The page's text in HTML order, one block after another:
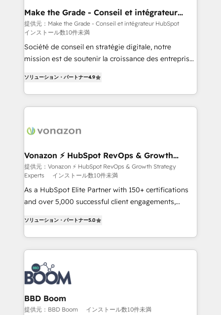
One company, one operating model, delivering
across offices and consulting teams in the UK, USA,
Canada, Germany, France, Belgium, Singapore, and
South Africa. Certified compliant with ISO/IEC
27001:2022 and ISO 9001:2015 across all seven
Make the Grade - Conseil et intégrateur
HubSpot
提供元：Make the Grade - Conseil et intégrateur HubSpot
インストール数10件未満
Société de conseil en stratégie digitale, notre
mission est de soutenir la croissance des entreprises
l'intégration CRM et le développement des revenus
auprès de vos comptes existants. En France et à
l'international, nous travaillons avec des ETI
delà d’une simple transformation digitale et des
➤ L’intégration de CRM et de méthodologie RevOps
pour aligner les équipes marketing, commerciales et
support client (data migration, synchronisation API,
audit et maintenance) ➤ La création de sites internet
de conversion qui transforment les visiteurs en
stratégies d'acquisition marketing (SEO, SEA,
inbound, automatisation marketing, ABM, IA,
emailing) Informations clés : - 10 ans d'expérience -
experts conseil - 150 certifications HubSpot
cumulées
ソリューション・パートナー4.9
Vonazon ⚡ HubSpot RevOps & Growth
Strategy Experts
提供元：Vonazon ⚡ HubSpot RevOps & Growth Strategy
Experts
インストール数10件未満
As a HubSpot Elite Partner with 150+ certifications
and over 5,000 successful client engagements,
measurable, scalable growth. From onboarding to
enterprise-grade campaigns, our in-house team
builds scalable strategies that drive long-term
revenue. ⚙️ HubSpot Integration & Optimization •
Seamless CRM, CMS, and automation setup •
Complex platform migrations and data cleanups •
Custom APIs and third-party integrations 📈 End-to-
End Revenue Acceleration • Lifecycle marketing and
ソリューション・パートナー5.0
BBD Boom
提供元：BBD Boom インストール数10件未満